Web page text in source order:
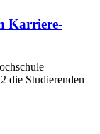
Karriere-
die Studierenden